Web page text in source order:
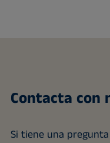
Contacta con
Si tiene una